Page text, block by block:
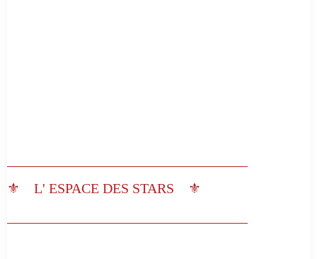
⚜️ L' ESPACE DES STARS ⚜️